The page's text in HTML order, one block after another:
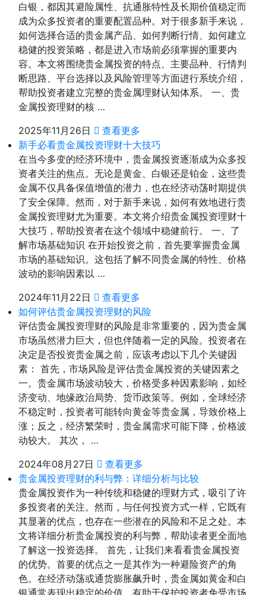
白银，都因其避险属性、抗通胀特性及长期价值稳定而
成为众多投资者的重要配置品种。对于很多新手来说，
如何选择合适的贵金属产品、如何判断行情、如何建立
稳健的投资策略，都是进入市场前必须掌握的重要内
容。本文将围绕贵金属投资的特点、主要品种、行情判
断思路、平台选择以及风险管理等方面进行系统介绍，
帮助投资者建立完整的贵金属理财认知体系。 一、贵
金属投资理财的核 …
2025年11月26日
查看更多
新手必看贵金属投资理财十大技巧
在当今多变的经济环境中，贵金属投资逐渐成为众多投
资者关注的焦点。无论是黄金、白银还是铂金，这些贵
金属不仅具备保值增值的潜力，也在经济动荡时期提供
了安全保障。然而，对于新手来说，如何有效地进行贵
金属投资理财尤为重要。本文将介绍贵金属投资理财十
大技巧，帮助投资者在这个领域中稳健前行。 一、了
解市场基础知识 在开始投资之前，首先要掌握贵金属
市场的基础知识。这包括了解不同贵金属的特性、价格
波动的影响因素以 …
2024年11月22日
查看更多
如何评估贵金属投资理财的风险
评估贵金属投资理财的风险是非常重要的，因为贵金属
市场虽然潜力巨大，但也伴随着一定的风险。投资者在
决定是否投资贵金属之前，应该考虑以下几个关键因
素： 首先，市场风险是评估贵金属投资的关键因素之
一。贵金属市场波动较大，价格受多种因素影响，如经
济变动、地缘政治局势、货币政策等。例如，全球经济
不稳定时，投资者可能转向黄金等贵金属，导致价格上
涨；反之，经济繁荣时，贵金属需求可能下降，价格波
动较大。 其次， …
2024年08月27日
查看更多
贵金属投资理财的利与弊：详细分析与比较
贵金属投资作为一种传统和稳健的理财方式，吸引了许
多投资者的关注。然而，与任何投资方式一样，它既有
其显著的优点，也存在一些潜在的风险和不足之处。本
文将详细分析贵金属投资的利与弊，帮助读者更全面地
了解这一投资选择。 首先，让我们来看看贵金属投资
的优势。首要的优点之一是其作为一种避险资产的角
色。在经济动荡或通货膨胀飙升时，贵金属如黄金和白
银通常表现出稳定的价值，有助于保护投资者免受市场